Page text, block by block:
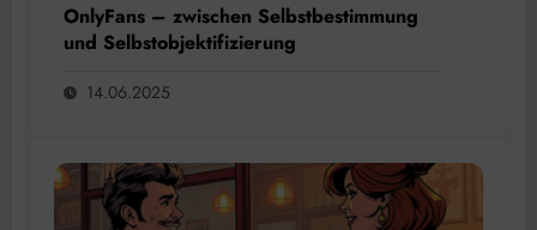
OnlyFans – zwischen Selbstbestimmung
und Selbstobjektifizierung
14.06.2025